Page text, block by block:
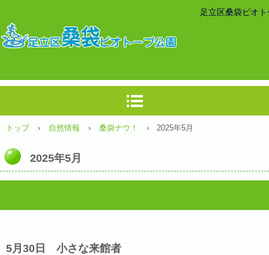
足立区桑袋ビオ
トップ › 自然情報 › 桑袋ナウ！ › 2025年5月
2025年5月
5月30日 小さな来館者